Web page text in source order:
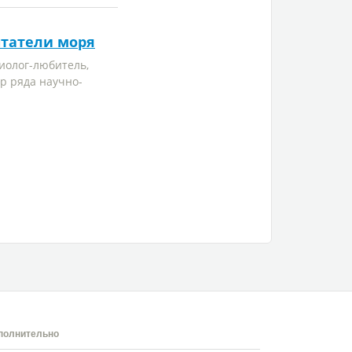
моря
любитель,
ряда научно-